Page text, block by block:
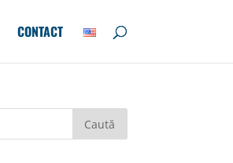
CONTACT
Caută